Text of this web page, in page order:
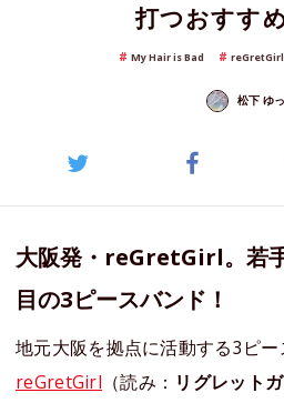
打つおすす
My Hair is Bad reGretGirl
松下 ゆ
大阪発・reGretGirl。若
目の3ピースバンド！
地元大阪を拠点に活動する3ピ
reGretGirl （読み： リグレット